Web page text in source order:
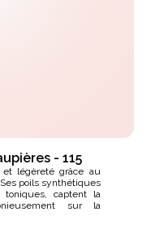
- 115
légèreté grâce au
poils synthétiques
captent la
sur la